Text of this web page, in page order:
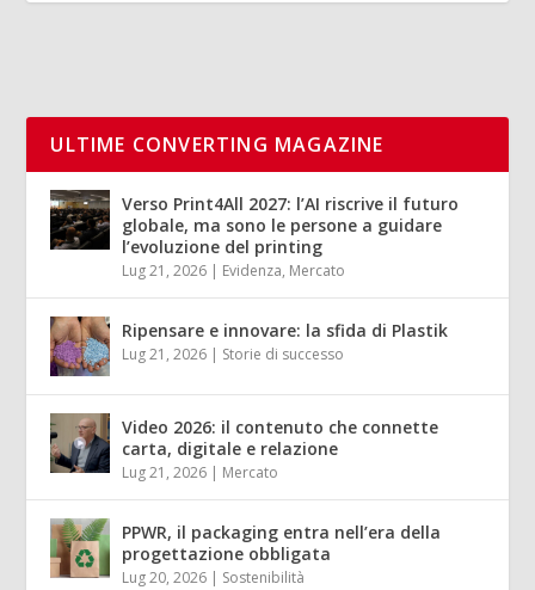
ULTIME CONVERTING MAGAZINE
Verso Print4All 2027: l’AI riscrive il futuro
globale, ma sono le persone a guidare
l’evoluzione del printing
Lug 21, 2026 | Evidenza, Mercato
Ripensare e innovare: la sfida di Plastik
Lug 21, 2026 | Storie di successo
Video 2026: il contenuto che connette
carta, digitale e relazione
Lug 21, 2026 | Mercato
PPWR, il packaging entra nell’era della
progettazione obbligata
Lug 20, 2026 | Sostenibilità